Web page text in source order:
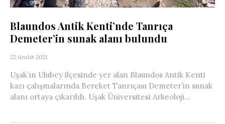
Blaundos Antik Kenti’nde Tanrıça
Demeter’in sunak alanı bulundu
22 Aralık 2021
Uşak’ın Ulubey ilçesinde yer alan Blaundos Antik Kenti
kazı çalışmalarında Bereket Tanrıçası Demeter’in sunak
alanı ortaya çıkarıldı. Uşak Üniversitesi Arkeoloji...